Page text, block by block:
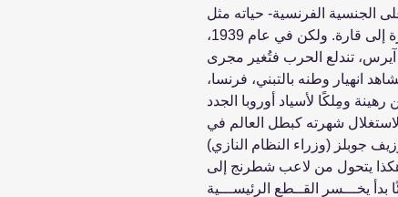
الجنسية الفرنسية- حياته مثل
مبارياته مُتنقلًا من فوز إلى فوز ومن قارة إلى قارة. ولكن في عام 1939،
آيرس، تندلع الحرب فتُغير مجرى
انهيار وطنه بالتبني، فرنسا،
ومِلكًا لأسياد أوروبا الجدد
لاستغلال شهرته كبطل العالم في
جوبلز (وزراء النظام النازي)
يتحول من لاعب شطرنج إلى
يخـــسر القــطع الرئيســـية